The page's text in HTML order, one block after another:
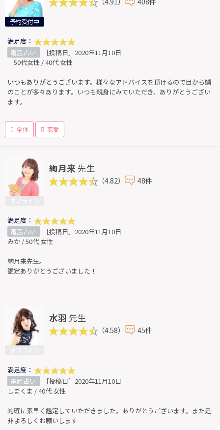
予約受付中
満足度：
電話占い
［投稿日］2020年11月10日
50代女性 / 40代 女性
いつもありがとうございます。様々なアドバイスを頂けるので目から鱗
のことが多々あります。いつも親身にみていただき、ありがとうござい
ます。
全体 恋愛
絢月来 先生
（4.82） 48件
満足度：
電話占い
［投稿日］2020年11月10日
みか / 50代 女性
絢月来先生。
鑑定ありがとうございました！
水羽 先生
（4.58） 45件
満足度：
電話占い
［投稿日］2020年11月10日
しまくま / 40代 女性
的確に素早く鑑定していただきました。ありがとうございます。また是
非よろしくお願いします